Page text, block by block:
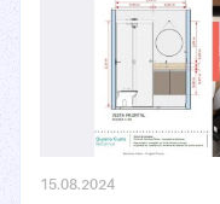
15.08.2024